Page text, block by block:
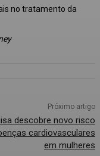
no tratamento da
Próximo artigo
descobre novo risco
cardiovasculares
em mulheres